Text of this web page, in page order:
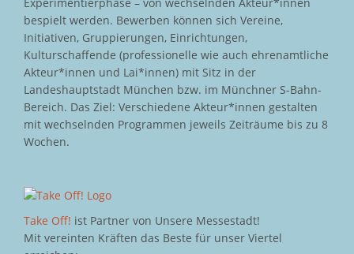
bespielt werden. Bewerben können sich Vereine,
Initiativen, Gruppierungen, Einrichtungen,
Kulturschaffende (professionelle wie auch ehrenamtliche
Akteur*innen und Lai*innen) mit Sitz in der
Landeshauptstadt München bzw. im Münchner S-Bahn-
Bereich. Das Ziel: Verschiedene Akteur*innen gestalten
mit wechselnden Programmen jeweils Zeiträume bis zu 8
Wochen.
Take Off! ist Partner von Unsere Messestadt!
Mit vereinten Kräften das Beste für unser Viertel